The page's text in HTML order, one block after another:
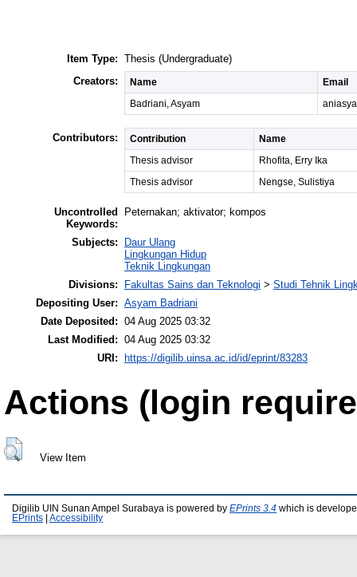
Item Type: Thesis (Undergraduate)
Creators:
Name
Email
Badriani, Asyam
Contributors: Contribution
Name
Thesis advisor
Rhofita, Erry Ika
Thesis advisor
Nengse, Sulistiya
Uncontrolled
Keywords:
Peternakan; aktivator; kompos
Subjects:
Daur Ulang
Lingkungan Hidup
Teknik Lingkungan
Divisions:
Fakultas Sains dan Teknologi > Studi Tehnik
Depositing User: Asyam Badriani
Date Deposited: 04 Aug 2025 03:32
Last Modified: 04 Aug 2025 03:32
URI:
https://digilib.uinsa.ac.id/id/eprint/83283
Actions (login
View Item
Digilib UIN Sunan Ampel Surabaya is powered by EPrints 3.4 which is
EPrints
Accessibility